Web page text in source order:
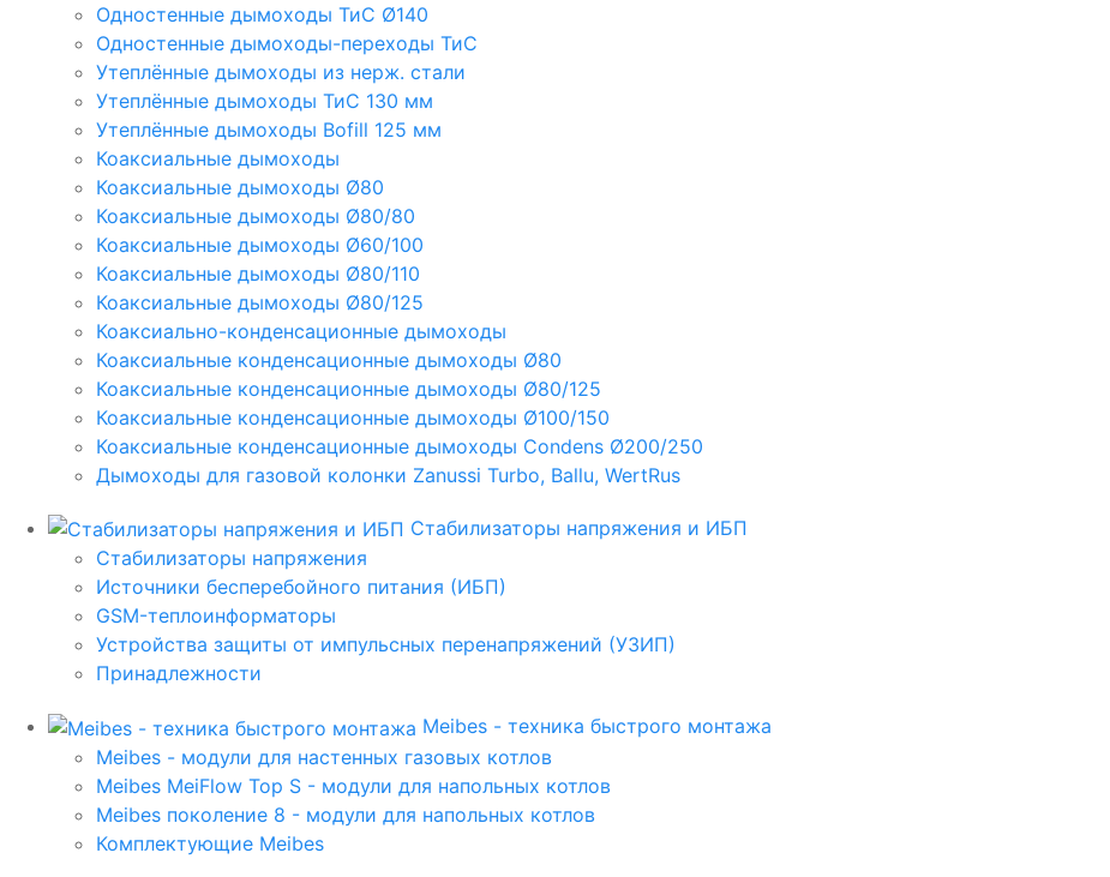
Одностенные дымоходы ТиС Ø140
Одностенные дымоходы-переходы ТиС
Утеплённые дымоходы из нерж. стали
Утеплённые дымоходы ТиС 130 мм
Утеплённые дымоходы Bofill 125 мм
Коаксиальные дымоходы
Коаксиальные дымоходы Ø80
Коаксиальные дымоходы Ø80/80
Коаксиальные дымоходы Ø60/100
Коаксиальные дымоходы Ø80/110
Коаксиальные дымоходы Ø80/125
Коаксиально-конденсационные дымоходы
Коаксиальные конденсационные дымоходы Ø80
Коаксиальные конденсационные дымоходы Ø80/125
Коаксиальные конденсационные дымоходы Ø100/150
Коаксиальные конденсационные дымоходы Condens Ø200/250
Дымоходы для газовой колонки Zanussi Turbo, Ballu, WertRus
Стабилизаторы напряжения и ИБП
Стабилизаторы напряжения
Источники бесперебойного питания (ИБП)
GSM-теплоинформаторы
Устройства защиты от импульсных перенапряжений (УЗИП)
Принадлежности
Meibes - техника быстрого монтажа
Meibes - модули для настенных газовых котлов
Meibes MeiFlow Top S - модули для напольных котлов
Meibes поколение 8 - модули для напольных котлов
Комплектующие Meibes